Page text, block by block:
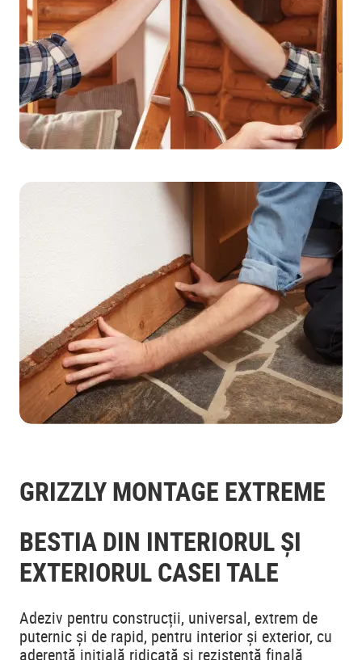
GRIZZLY MONTAGE EXTREME
BESTIA DIN INTERIORUL ȘI
EXTERIORUL CASEI TALE
Adeziv pentru construcții, universal, extrem de
puternic și de rapid, pentru interior și exterior, cu
aderență inițială ridicată și rezistență finală